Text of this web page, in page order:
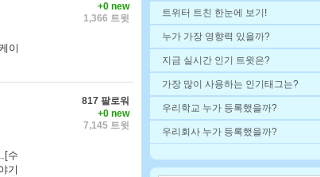
+0 new
1,366 트윗
이
817 팔로워
+0 new
7,145 트윗
수
기
트위터 트친 한눈에 보기!
누가 가장 영향력 있을까?
지금 실시간 인기 트윗은?
가장 많이 사용하는 인기태그는?
우리학교 누가 등록했을까?
우리회사 누가 등록했을까?